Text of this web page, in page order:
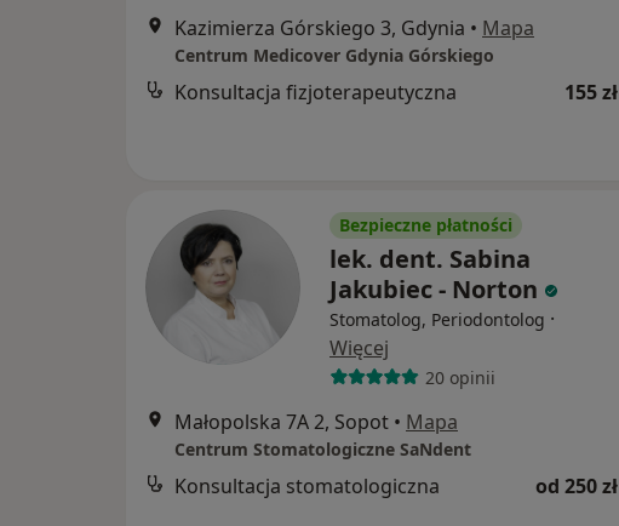
Kazimierza Górskiego 3, Gdynia • Mapa
Centrum Medicover Gdynia Górskiego
Konsultacja fizjoterapeutyczna 155 zł
Bezpieczne płatności
lek. dent. Sabina
Jakubiec - Norton
Stomatolog, Periodontolog ·
Więcej
20 opinii
Małopolska 7A 2, Sopot • Mapa
Centrum Stomatologiczne SaNdent
Konsultacja stomatologiczna od 250 zł